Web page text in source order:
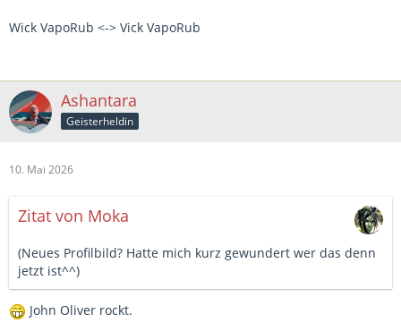
Wick VapoRub <-> Vick VapoRub
Ashantara
Geisterheldin
10. Mai 2026
Zitat von Moka
(Neues Profilbild? Hatte mich kurz gewundert wer das denn
jetzt ist^^)
John Oliver rockt.